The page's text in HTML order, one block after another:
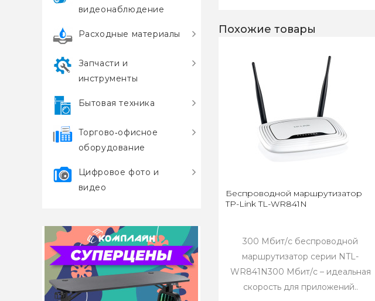
видеонаблюдение
Расходные материалы
Запчасти и
инструменты
Бытовая техника
Торгово‑офисное
оборудование
Цифровое фото и
видео
Похожие товары
Беспроводной маршрутизатор
TP-Link TL-WR841N
300 Мбит/с беспроводной
маршрутизатор серии NTL-
WR841N300 Мбит/с – идеальная
скорость для приложений..